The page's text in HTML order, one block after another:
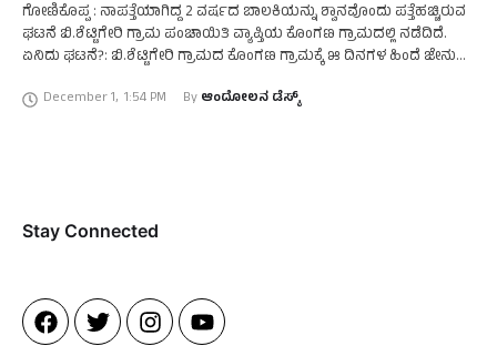
ಗೋಣಿಕೊಪ್ಪ : ನಾಪತ್ತೆಯಾಗಿದ್ದ 2 ವರ್ಷದ ಬಾಲಕಿಯನ್ನು ಶ್ವಾನವೊಂದು ಪತ್ತೆಹಚ್ಚಿರುವ
ಘಟನೆ ಬಿ.ಶೆಟ್ಟಿಗೇರಿ ಗ್ರಾಮ ಪಂಚಾಯಿತಿ ವ್ಯಾಪ್ತಿಯ ಕೊಂಗಣ ಗ್ರಾಮದಲ್ಲಿ ನಡೆದಿದೆ.
ಏನಿದು ಘಟನೆ?: ಬಿ.ಶೆಟ್ಟಿಗೇರಿ ಗ್ರಾಮದ ಕೊಂಗಣ ಗ್ರಾಮಕ್ಕೆ ೫ ದಿನಗಳ ಹಿಂದೆ ಜೇನು
December 1, 1:54 PM By ಆಂದೋಲನ ಡೆಸ್ಕ್
Stay Connected​